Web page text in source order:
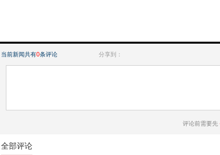
当前新闻共有0条评论 分享到：
评论前需要先
全部评论